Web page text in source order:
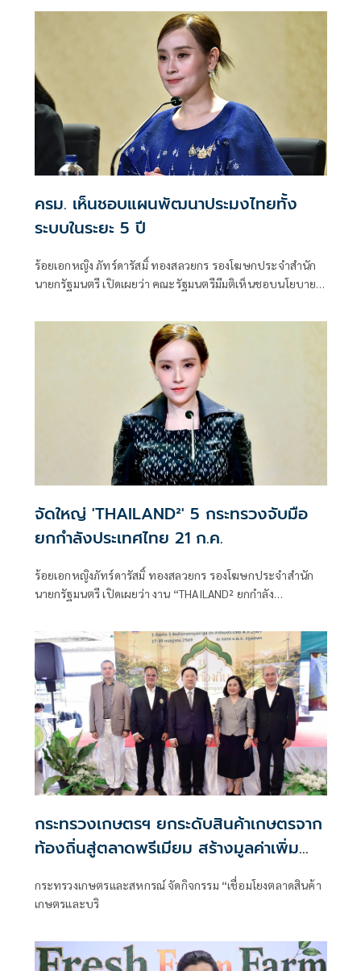
โคนม พร้อมเผยปีนี้เตรียมเงินกพส.ดอกเบี้ยต่ำไว้ 350 ล้านบาท
ให้สหกรณ์กู้ยืมเป็นกรณีพิเศษ เพื่อเสริมสภาพคล่องดำเนินธุรกิจ
ครม. เห็นชอบแผนพัฒนาประมงไทยทั้ง
ระบบในระยะ 5 ปี
ร้อยเอกหญิง ภัทร์ดารัสมิ์ ทองสลวยกร รองโฆษกประจำสำนัก
นายกรัฐมนตรี เปิดเผยว่า คณะรัฐมนตรีมีมติเห็นชอบนโยบาย
กระทรวงเกษตรและสหกรณ์เสนอ เพื่อใช้เป็นกรอบในการ
บริหารจัดการและพัฒนาการประมงของประเทศในระยะ 5 ปี
ให้สอดคล้องกับสถานการณ์ด้านทรัพยากร เศรษฐกิจ สิ่ง
แวดล้อม และกติกาการค้าระหว่างประเทศ พร้อมยกระดับการ
ประมงไทยให้เติบโตอย่างสมดุลและยั่งยืน
จัดใหญ่ 'THAILAND²' 5 กระทรวงจับมือ
ยกกำลังประเทศไทย 21 ก.ค.
ร้อยเอกหญิงภัทร์ดารัสมิ์ ทองสลวยกร รองโฆษกประจำสำนัก
นายกรัฐมนตรี เปิดเผยว่า งาน “THAILAND² ยกกำลัง
ครั้งแรกจากการผนึกกำลังของ 5 กระทรวงหลัก
กระทรวงเกษตรฯ ยกระดับสินค้าเกษตรจาก
ท้องถิ่นสู่ตลาดพรีเมียม สร้างมูลค่าเพิ่ม
กระทรวงเกษตรและสหกรณ์ จัดกิจกรรม “เชื่อมโยงตลาดสินค้า
เกษตรและบริ